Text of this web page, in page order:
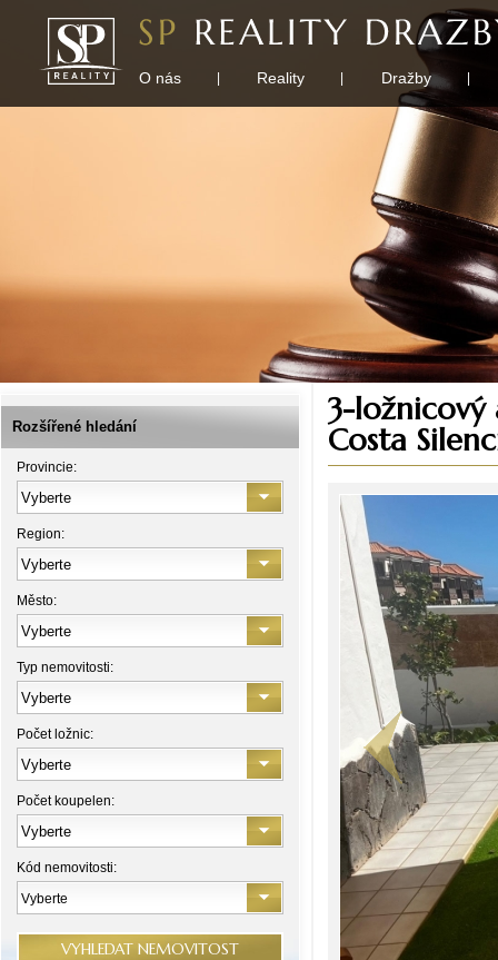
O nás Reality Dražby
Rozšířené hledání
Provincie:
Region:
Město:
Typ nemovitosti:
Počet ložnic:
Počet koupelen:
Kód nemovitosti:
Vyberte
VYHLEDAT NEMOVITOST
3-ložnicový
Costa